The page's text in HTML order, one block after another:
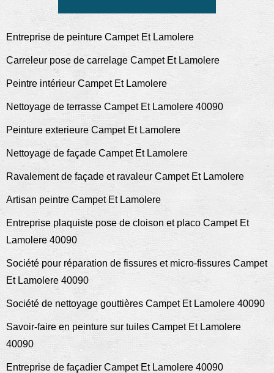
Entreprise de peinture Campet Et Lamolere
Carreleur pose de carrelage Campet Et Lamolere
Peintre intérieur Campet Et Lamolere
Nettoyage de terrasse Campet Et Lamolere 40090
Peinture exterieure Campet Et Lamolere
Nettoyage de façade Campet Et Lamolere
Ravalement de façade et ravaleur Campet Et Lamolere
Artisan peintre Campet Et Lamolere
Entreprise plaquiste pose de cloison et placo Campet Et
Lamolere 40090
Société pour réparation de fissures et micro-fissures Campet
Et Lamolere 40090
Société de nettoyage gouttières Campet Et Lamolere 40090
Savoir-faire en peinture sur tuiles Campet Et Lamolere
40090
Entreprise de façadier Campet Et Lamolere 40090